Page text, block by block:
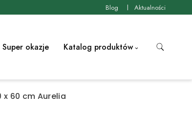
Blog Aktualności
Super okazje Katalog produktów
x 60 cm Aurelia